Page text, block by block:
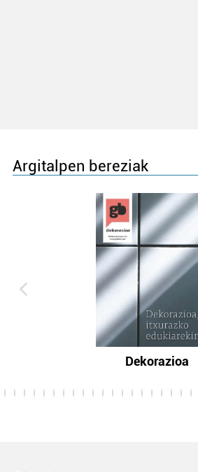
Argitalpen bereziak
Dekorazioa